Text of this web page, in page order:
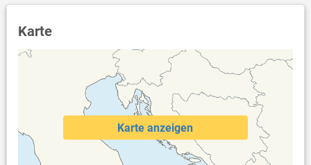
Karte
Karte anzeigen